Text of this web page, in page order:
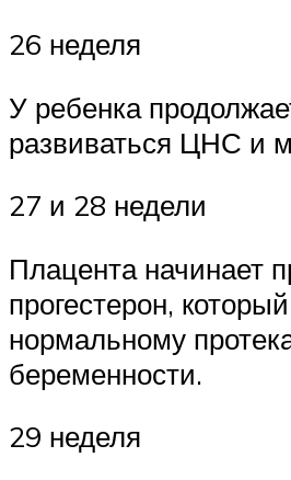
26 неделя
У ребенка
развиваться ЦНС и
27 и 28 недели
Плацента начинает
прогестерон,
нормальному
беременности.
29 неделя